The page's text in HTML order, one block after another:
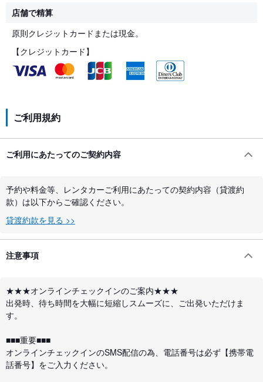
店舗で精算
原則クレジットカードまたは現金。
【クレジットカード】
ご利用規約
ご利用にあたってのご契約内容
予約や料金等、レンタカーご利用にあたっての契約内容（貸渡約
款）は以下からご確認ください。
貸渡約款を見る >>
注意事項
★★★オンラインチェックインのご案内★★★
出発時、待ち時間を大幅に短縮しスムーズに、ご出発いただけま
す。
■■■重要■■■
オンラインチェックインのSMS配信の為、電話番号は必ず【携帯電
話番号】をご入力ください。